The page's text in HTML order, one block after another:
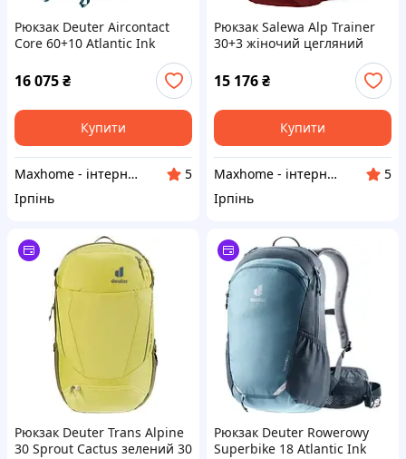
Рюкзак Deuter Aircontact
Core 60+10 Atlantic Ink
16 075₴
Купити
Maxhome - інтернет магазин
5
Ірпінь
Рюкзак Salewa Alp Trainer
30+3 жіночий цегляний
15 176₴
Купити
Maxhome - інтернет магазин
5
Ірпінь
Рюкзак Deuter Trans Alpine
30 Sprout Cactus зелений 30
Рюкзак Deuter Rowerowy
Superbike 18 Atlantic Ink